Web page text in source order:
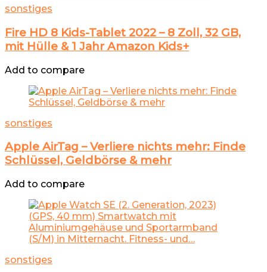
sonstiges
Fire HD 8 Kids-Tablet 2022 – 8 Zoll, 32 GB,
mit Hülle & 1 Jahr Amazon Kids+
Add to compare
sonstiges
Apple AirTag – Verliere nichts mehr: Finde
Schlüssel, Geldbörse & mehr
Add to compare
sonstiges